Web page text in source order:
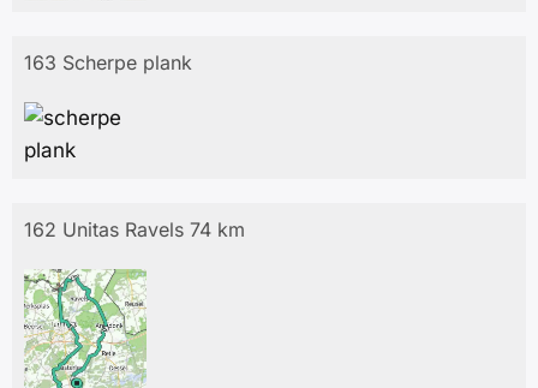
163 Scherpe plank
162 Unitas Ravels 74 km